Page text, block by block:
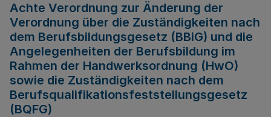
Achte Verordnung zur Änderung der
Verordnung über die Zuständigkeiten nach
dem Berufsbildungsgesetz (BBiG) und die
Angelegenheiten der Berufsbildung im
Rahmen der Handwerksordnung (HwO)
sowie die Zuständigkeiten nach dem
Berufsqualifikationsfeststellungsgesetz
(BQFG)